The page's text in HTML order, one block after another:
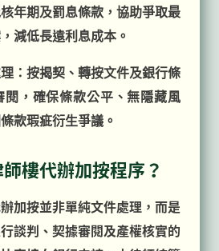
年期及罰息條款，協助爭取最
減低長遠利息成本。
：按揭契、轉按文件及銀行條
，確保條款公平、無隱藏風
款瑕疵衍生爭議。
樓代辦加按程序？
加按並非單純文件處理，而是
談判、契據審閱及產權核實的